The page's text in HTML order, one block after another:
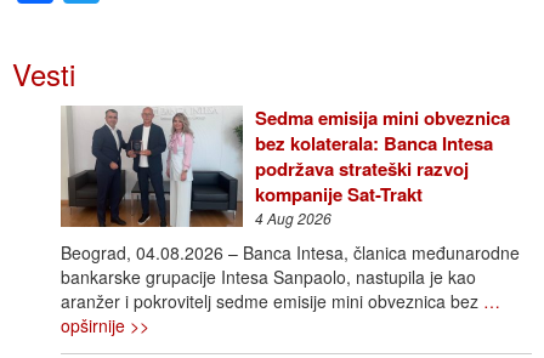
Vesti
Sedma emisija mini obveznica
bez kolaterala: Banca Intesa
podržava strateški razvoj
kompanije Sat-Trakt
4 Aug 2026
Beograd, 04.08.2026 – Banca Intesa, članica međunarodne
bankarske grupacije Intesa Sanpaolo, nastupila je kao
aranžer i pokrovitelj sedme emisije mini obveznica bez …
opširnije >>